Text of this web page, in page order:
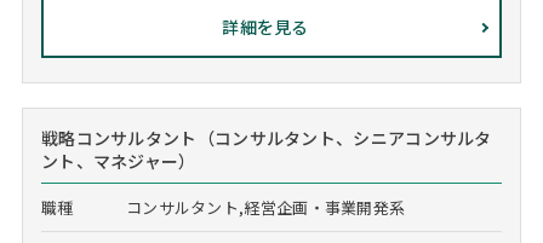
詳細を見る
戦略コンサルタント（コンサルタント、シニアコンサルタ
ント、マネジャー）
職種 コンサルタント,経営企画・事業開発系